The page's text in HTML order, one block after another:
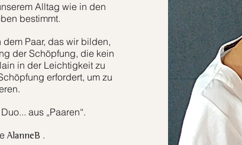
Alltag wie in den
bestimmt.
Paar, das wir bilden,
der Schöpfung, die kein
in der Leichtigkeit zu
erfordert, um zu
aus „Paaren“.
AlanneB .